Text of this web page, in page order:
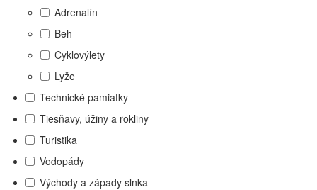
Adrenalín
Beh
Cyklovýlety
Lyže
Technické pamiatky
Tiesňavy, úžiny a rokliny
Turistika
Vodopády
Východy a západy slnka